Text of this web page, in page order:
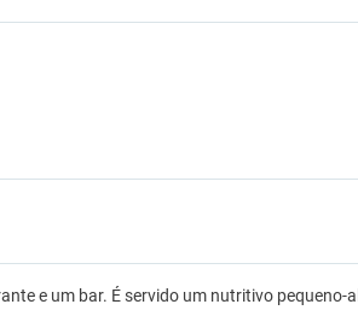
e um bar. É servido um nutritivo pequeno-